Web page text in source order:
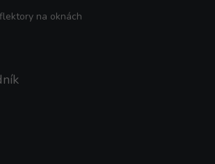
na oknách